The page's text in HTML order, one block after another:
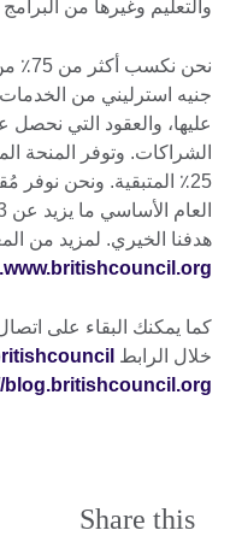
والتعليم وغيرها من البرامج
جنيه استرليني من
عليها، والعقود التي نحصل
الشراكات. وتوفر المنحة
25٪ المتبقية. ونحن
هدفنا الخيري. لمزيد من
www.britishcouncil.org.
كما يمكنك البقاء على
خلال الرابط
blog.britishcouncil.org/
Share this